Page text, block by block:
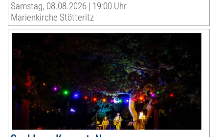
Samstag, 08.08.2026 | 19:00 Uhr
Marienkirche Stötteritz